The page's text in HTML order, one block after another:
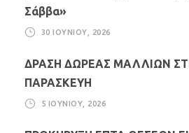
Σάββα»
30 ΙΟΥΝΊΟΥ, 2026
ΔΡΑΣΗ ΔΩΡΕΑΣ ΜΑΛΛΙΩΝ
ΠΑΡΑΣΚΕΥΗ
5 ΙΟΥΝΊΟΥ, 2026